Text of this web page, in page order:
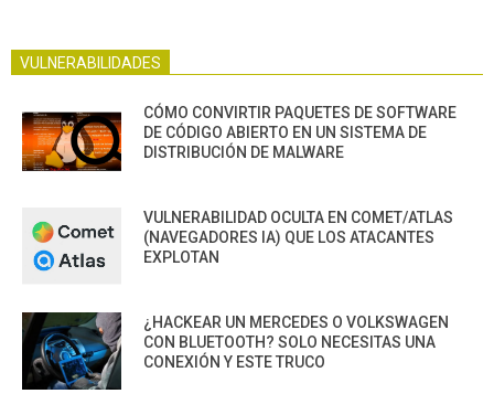
VULNERABILIDADES
CÓMO CONVIRTIR PAQUETES DE SOFTWARE
DE CÓDIGO ABIERTO EN UN SISTEMA DE
DISTRIBUCIÓN DE MALWARE
VULNERABILIDAD OCULTA EN COMET/ATLAS
(NAVEGADORES IA) QUE LOS ATACANTES
EXPLOTAN
¿HACKEAR UN MERCEDES O VOLKSWAGEN
CON BLUETOOTH? SOLO NECESITAS UNA
CONEXIÓN Y ESTE TRUCO